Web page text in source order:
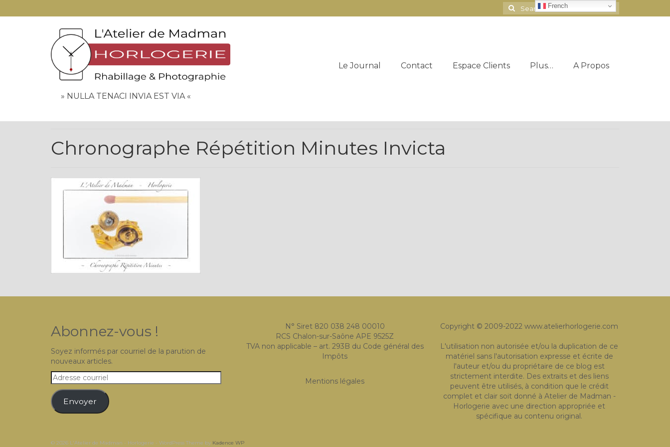
Search
for:
» NULLA TENACI INVIA EST VIA «
Le Journal Contact Espace Clients Plus… A Propos
Chronographe Répétition Minutes Invicta
Abonnez-vous !
Soyez informés par courriel de la parution de
nouveaux articles.
Adresse
courriel
Envoyer
N° Siret 820 038 248 00010
RCS Chalon-sur-Saône APE 9525Z
TVA non applicable – art. 293B du Code général des
Impôts
Mentions légales
Copyright © 2009-2022 www.atelierhorlogerie.com
L'utilisation non autorisée et/ou la duplication de ce
matériel sans l'autorisation expresse et écrite de
l'auteur et/ou du propriétaire de ce blog est
strictement interdite. Des extraits et des liens
peuvent être utilisés, à condition que le crédit
complet et clair soit donné à Atelier de Madman -
Horlogerie avec une direction appropriée et
spécifique au contenu original.
© 2026 L'Atelier de Madman - Horlogerie - WordPress Theme by Kadence WP
French